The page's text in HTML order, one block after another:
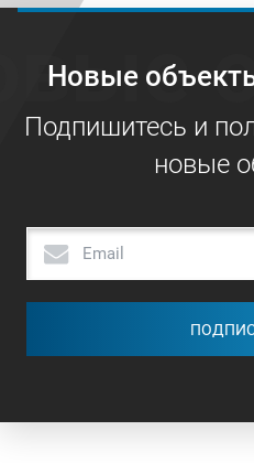
Новые
Подпишитесь и
новые